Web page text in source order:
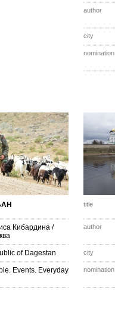
author
city
nomination
Кибардина /
of Dagestan
Events. Everyday
title
author
city
nomination